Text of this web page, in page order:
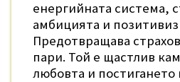
енергийната система,
амбицията и
Предотвращава
пари. Той е щастлив
любовта и